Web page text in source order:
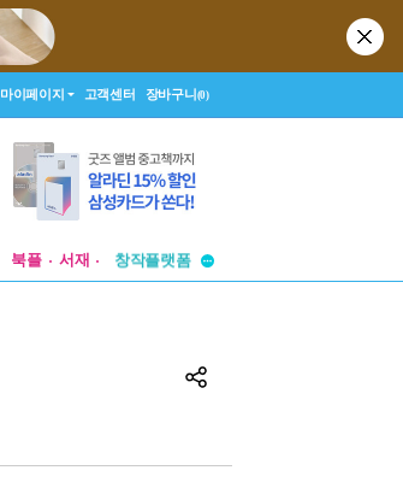
마이페이지 고객센터 장바구니(0)
북플 서재
창작플랫폼